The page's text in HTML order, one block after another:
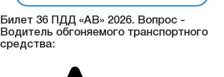
Билет 36 ПДД «АВ» 2026. Вопрос -
Водитель обгоняемого транспортного
средства: